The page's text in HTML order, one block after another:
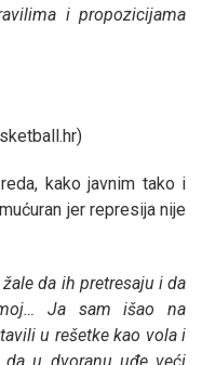
i propozicijama
kako javnim tako i
jer represija nije
da ih pretresaju i da
Ja sam išao na
u rešetke kao vola i